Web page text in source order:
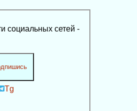
социальных сетей -
Tg